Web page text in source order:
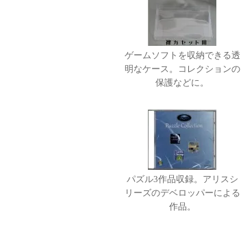
ゲームソフトを収納できる透
明なケース。コレクションの
保護などに。
パズル3作品収録。アリスシ
リーズのデベロッパーによる
作品。